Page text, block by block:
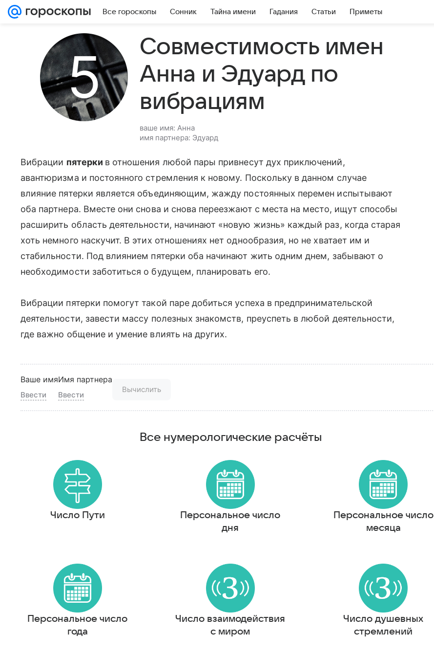
Все гороскопы Сонник Тайна имени Гадания Статьи Приметы
Совместимость имен
Анна и Эдуард по
вибрациям
ваше имя: Анна
имя партнера: Эдуард
Вибрации пятерки в отношения любой пары привнесут дух приключений,
авантюризма и постоянного стремления к новому. Поскольку в данном случае
влияние пятерки является объединяющим, жажду постоянных перемен испытывают
оба партнера. Вместе они снова и снова переезжают с места на место, ищут способы
расширить область деятельности, начинают «новую жизнь» каждый раз, когда старая
хоть немного наскучит. В этих отношениях нет однообразия, но не хватает им и
стабильности. Под влиянием пятерки оба начинают жить одним днем, забывают о
необходимости заботиться о будущем, планировать его.
Вибрации пятерки помогут такой паре добиться успеха в предпринимательской
деятельности, завести массу полезных знакомств, преуспеть в любой деятельности,
где важно общение и умение влиять на других.
Ваше имя
Ввести
Имя партнера
Ввести
Вычислить
Все нумерологические расчёты
Число Пути
Персональное число
дня
Персональное число
месяца
Персональное число
года
Число взаимодействия
с миром
Число душевных
стремлений